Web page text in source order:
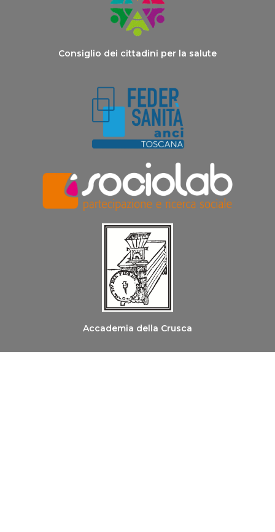
Consiglio dei cittadini per la salute
Accademia della Crusca